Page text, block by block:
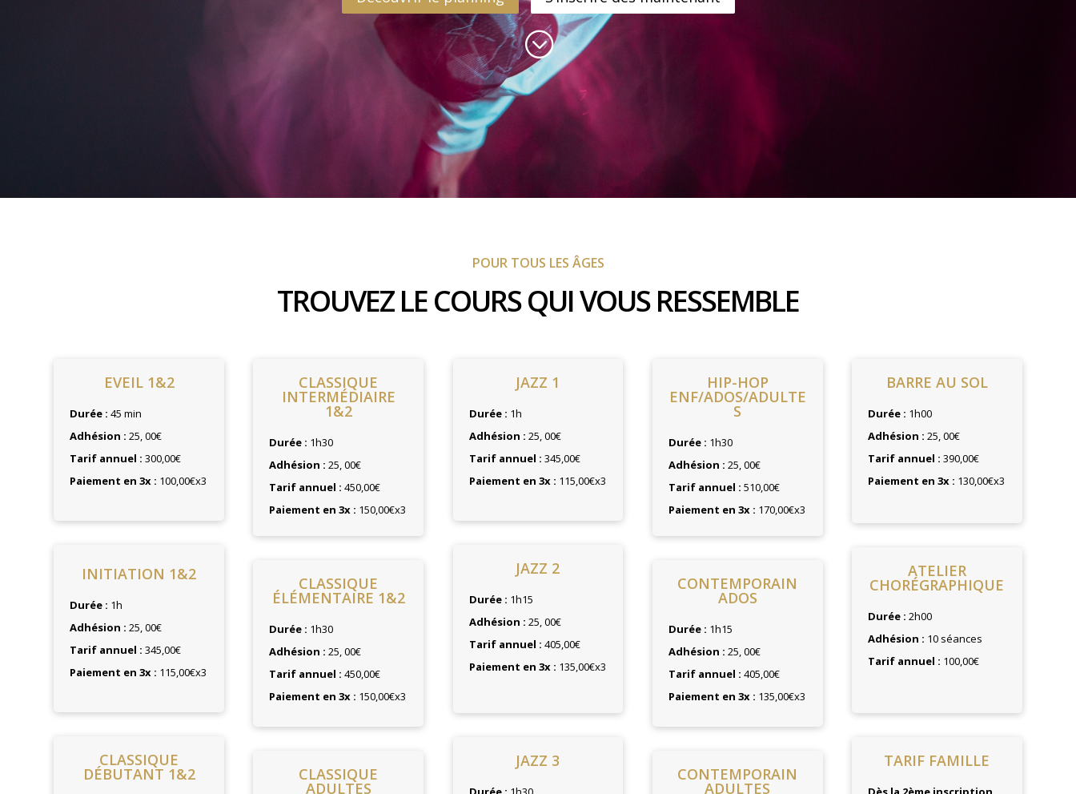
;
POUR TOUS LES ÂGES
TROUVEZ LE COURS QUI VOUS RESSEMBLE
EVEIL 1&2
Durée : 45 min
Adhésion : 25, 00€
Tarif annuel : 300,00€
Paiement en 3x : 100,00€x3
INITIATION 1&2
Durée : 1h
Adhésion : 25, 00€
Tarif annuel : 345,00€
Paiement en 3x : 115,00€x3
CLASSIQUE
DÉBUTANT 1&2
CLASSIQUE
INTERMÉDIAIRE
1&2
Durée : 1h30
Adhésion : 25, 00€
Tarif annuel : 450,00€
Paiement en 3x : 150,00€x3
CLASSIQUE
ÉLÉMENTAIRE 1&2
Durée : 1h30
Adhésion : 25, 00€
Tarif annuel : 450,00€
Paiement en 3x : 150,00€x3
CLASSIQUE
ADULTES
JAZZ 1
Durée : 1h
Adhésion : 25, 00€
Tarif annuel : 345,00€
Paiement en 3x : 115,00€x3
JAZZ 2
Durée : 1h15
Adhésion : 25, 00€
Tarif annuel : 405,00€
Paiement en 3x : 135,00€x3
JAZZ 3
HIP-HOP
ENF/ADOS/ADULTE
S
Durée : 1h30
Adhésion : 25, 00€
Tarif annuel : 510,00€
Paiement en 3x : 170,00€x3
CONTEMPORAIN
ADOS
Durée : 1h15
Adhésion : 25, 00€
Tarif annuel : 405,00€
Paiement en 3x : 135,00€x3
CONTEMPORAIN
ADULTES
BARRE AU SOL
Durée : 1h00
Adhésion : 25, 00€
Tarif annuel : 390,00€
Paiement en 3x : 130,00€x3
ATELIER
CHORÉGRAPHIQUE
Durée : 2h00
Adhésion : 10 séances
Tarif annuel : 100,00€
TARIF FAMILLE